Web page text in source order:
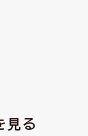
見る